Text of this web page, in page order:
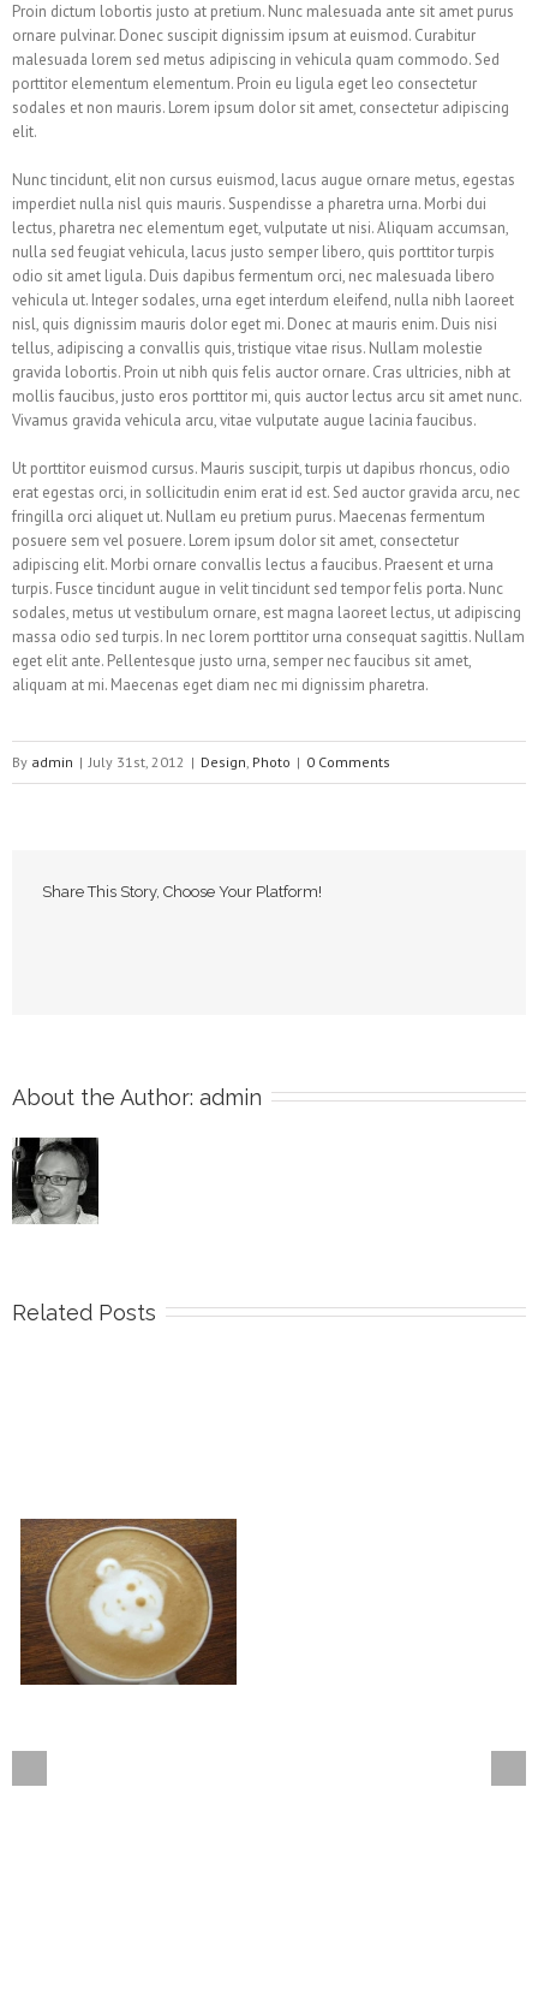
Proin dictum lobortis justo at pretium. Nunc malesuada ante sit amet purus
ornare pulvinar. Donec suscipit dignissim ipsum at euismod. Curabitur
malesuada lorem sed metus adipiscing in vehicula quam commodo. Sed
porttitor elementum elementum. Proin eu ligula eget leo consectetur
sodales et non mauris. Lorem ipsum dolor sit amet, consectetur adipiscing
elit.
Nunc tincidunt, elit non cursus euismod, lacus augue ornare metus, egestas
imperdiet nulla nisl quis mauris. Suspendisse a pharetra urna. Morbi dui
lectus, pharetra nec elementum eget, vulputate ut nisi. Aliquam accumsan,
nulla sed feugiat vehicula, lacus justo semper libero, quis porttitor turpis
odio sit amet ligula. Duis dapibus fermentum orci, nec malesuada libero
vehicula ut. Integer sodales, urna eget interdum eleifend, nulla nibh laoreet
nisl, quis dignissim mauris dolor eget mi. Donec at mauris enim. Duis nisi
tellus, adipiscing a convallis quis, tristique vitae risus. Nullam molestie
gravida lobortis. Proin ut nibh quis felis auctor ornare. Cras ultricies, nibh at
mollis faucibus, justo eros porttitor mi, quis auctor lectus arcu sit amet nunc.
Vivamus gravida vehicula arcu, vitae vulputate augue lacinia faucibus.
Ut porttitor euismod cursus. Mauris suscipit, turpis ut dapibus rhoncus, odio
erat egestas orci, in sollicitudin enim erat id est. Sed auctor gravida arcu, nec
fringilla orci aliquet ut. Nullam eu pretium purus. Maecenas fermentum
posuere sem vel posuere. Lorem ipsum dolor sit amet, consectetur
adipiscing elit. Morbi ornare convallis lectus a faucibus. Praesent et urna
turpis. Fusce tincidunt augue in velit tincidunt sed tempor felis porta. Nunc
sodales, metus ut vestibulum ornare, est magna laoreet lectus, ut adipiscing
massa odio sed turpis. In nec lorem porttitor urna consequat sagittis. Nullam
eget elit ante. Pellentesque justo urna, semper nec faucibus sit amet,
aliquam at mi. Maecenas eget diam nec mi dignissim pharetra.
By admin | July 31st, 2012 | Design, Photo | 0 Comments
Share This Story, Choose Your Platform!
About the Author: admin
Related Posts